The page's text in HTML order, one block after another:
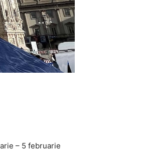
– 5 februarie